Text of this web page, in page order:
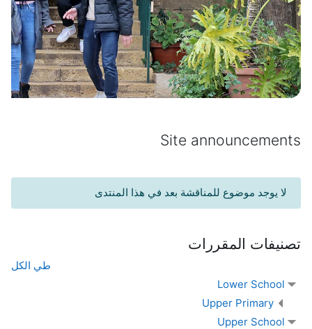
Site announcements
لا يوجد موضوع للمناقشة بعد في هذا المنتدى
تصنيفات المقررات
طي الكل
Lower School
Upper Primary
Upper School